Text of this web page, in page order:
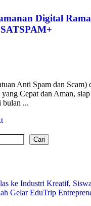
Digital
Anti Spam dan Scam)
Cepat dan Aman,
bulan ...
Cari
ke Industri Kreatif,
Gelar EduTrip